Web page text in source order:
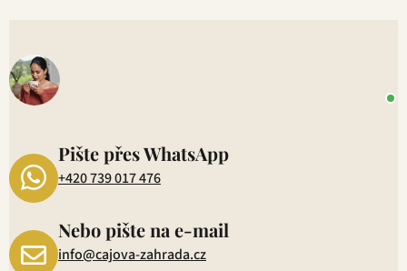
Pište přes WhatsApp
+420 739 017 476
Nebo pište na e-mail
info@cajova-zahrada.cz